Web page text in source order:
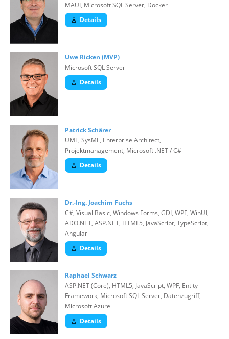
MAUI, Microsoft SQL Server, Docker
Details
Uwe Ricken (MVP)
Microsoft SQL Server
Details
Patrick Schärer
UML, SysML, Enterprise Architect,
Projektmanagement, Microsoft .NET / C#
Details
Dr.-Ing. Joachim Fuchs
C#, Visual Basic, Windows Forms, GDI, WPF, WinUI,
ADO.NET, ASP.NET, HTML5, JavaScript, TypeScript,
Angular
Details
Raphael Schwarz
ASP.NET (Core), HTML5, JavaScript, WPF, Entity
Framework, Microsoft SQL Server, Datenzugriff,
Microsoft Azure
Details